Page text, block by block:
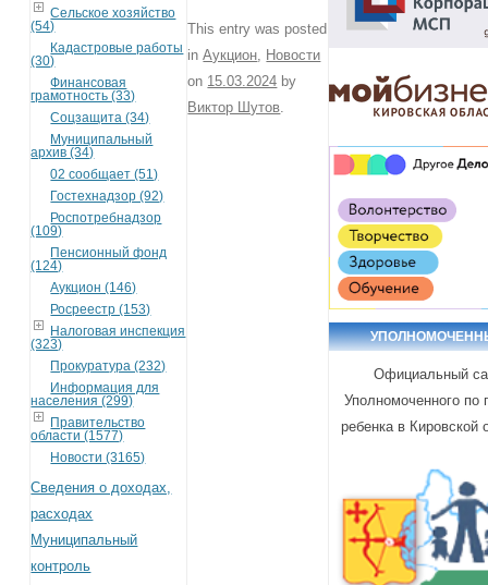
Сельское хозяйство
(54)
Кадастровые работы
(30)
Финансовая
грамотность (33)
Соцзащита (34)
Муниципальный
архив (34)
02 сообщает (51)
Гостехнадзор (92)
Роспотребнадзор
(109)
Пенсионный фонд
(124)
Аукцион (146)
Росреестр (153)
Налоговая инспекция
(323)
Прокуратура (232)
Информация для
населения (299)
Правительство
области (1577)
Новости (3165)
Сведения о доходах,
расходах
Муниципальный
контроль
This entry was posted
inАукцион, Новости
on 15.03.2024 by
Виктор Шутов.
Официальный
Уполномоченного по
ребенка в Кировской